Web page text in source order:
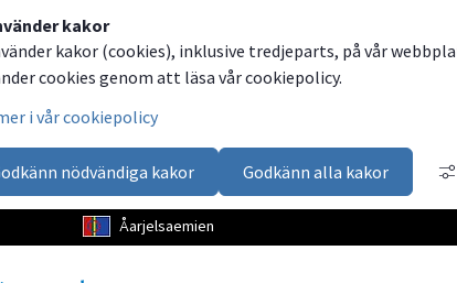
kakor
kakor (cookies), inklusive tredjeparts, på vår
cookies genom att läsa vår cookiepolicy.
i vår cookiepolicy
nödvändiga kakor Godkänn alla kakor
Åarjelsaemien